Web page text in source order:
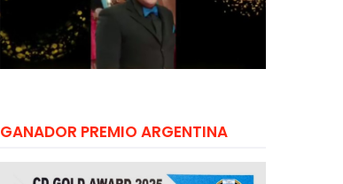
GANADOR PREMIO ARGENTINA